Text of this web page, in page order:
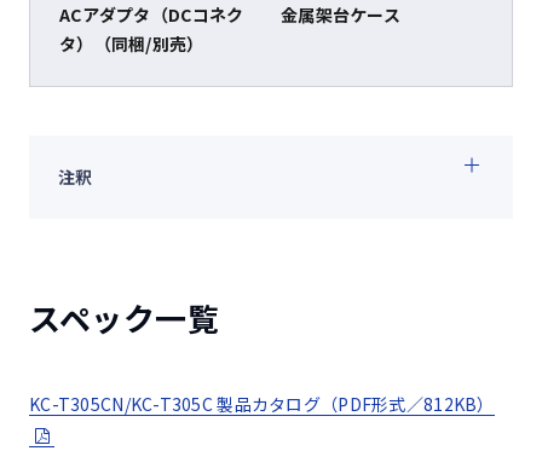
ACアダプタ（DCコネク
タ）（同梱/別売）
金属架台ケース
注釈
スペック一覧
KC-T305CN/KC-T305C 製品カタログ（PDF形式／812KB）